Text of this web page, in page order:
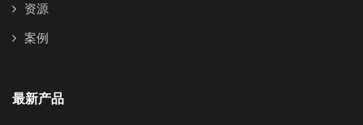
资源
案例
最新产品